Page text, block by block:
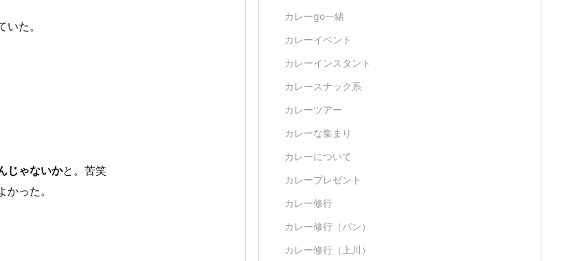
た。
じゃないかと。苦笑
った。
カレーgo一緒
カレーイベント
カレーインスタント
カレースナック系
カレーツアー
カレーな集まり
カレーについて
カレープレゼント
カレー修行
カレー修行（パン）
カレー修行（上川）